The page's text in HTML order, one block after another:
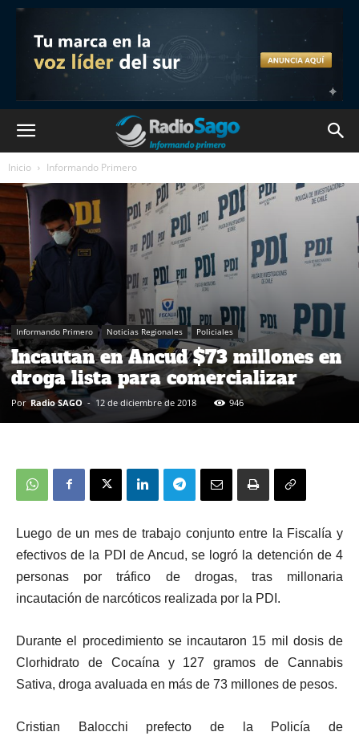
Inicio Informando Primero
Informando Primero Noticias Regionales Policiales
Incautan en Ancud $73 millones en
droga lista para comercializar
Por Radio SAGO - 12 de diciembre de 2018 946
Luego de un mes de trabajo conjunto entre la Fiscalía y
efectivos de la PDI de Ancud, se logró la detención de 4
personas por tráfico de drogas, tras millonaria
incautación de narcóticos realizada por la PDI.
Durante el procedimiento se incautaron 15 mil dosis de
Clorhidrato de Cocaína y 127 gramos de Cannabis
Sativa, droga avaluada en más de 73 millones de pesos.
Cristian Balocchi prefecto de la Policía de